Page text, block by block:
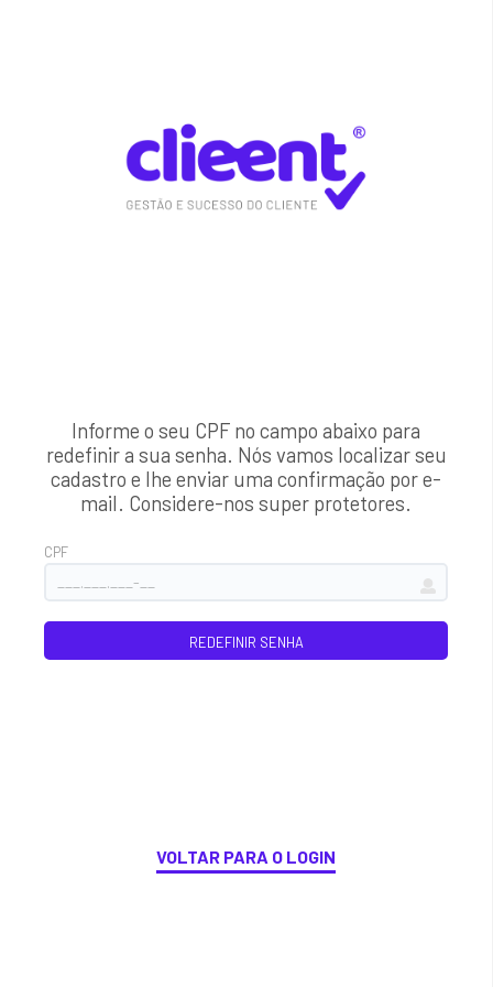
Informe o seu CPF no campo abaixo para
redefinir a sua senha. Nós vamos localizar seu
cadastro e lhe enviar uma confirmação por e-
mail. Considere-nos super protetores.
CPF
VOLTAR PARA O LOGIN